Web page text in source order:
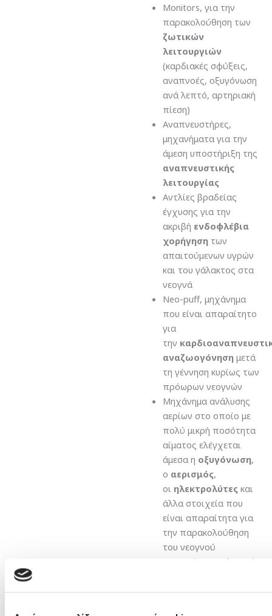
Monitors, για την
παρακολούθηση των
ζωτικών
λειτουργιών
(καρδιακές σφύξεις,
αναπνοές, οξυγόνωση
ανά λεπτό, αρτηριακή
πίεση)
Αναπνευστήρες,
μηχανήματα για την
άμεση υποστήριξη της
αναπνευστικής
λειτουργίας
Αντλίες βραδείας
έγχυσης για την
ακριβή ενδοφλέβια
χορήγηση των
απαιτούμενων υγρών
και του γάλακτος στα
νεογνά
Neo-puff, μηχάνημα
που είναι απαραίτητο
για
την
αναζωογόνηση μετά
τη γέννηση κυρίως των
πρόωρων νεογνών
Μηχάνημα ανάλυσης
αερίων στο οποίο με
πολύ μικρή ποσότητα
αίματος ελέγχεται
άμεσα η οξυγόνωση,
ο αερισμός,
οι ηλεκτρολύτες και
άλλα στοιχεία που
είναι απαραίτητα για
την παρακολούθηση
του νεογνού
Φορητό ακτινολογικό